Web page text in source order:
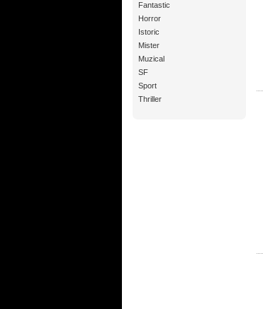
Fantastic
Horror
Istoric
Mister
Muzical
SF
Sport
Thriller